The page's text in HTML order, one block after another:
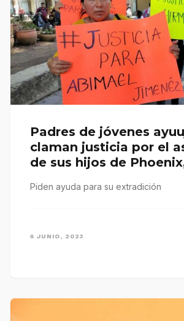
Padres de jóvenes
claman justicia por el
de sus hijos de
Piden ayuda para su extradición
6 JUNIO, 2023